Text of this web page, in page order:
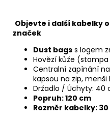
Objevte i další kabelky
značek
Dust bags s logem
Hovězí kůže
Centralní zapínání
kapsou na zip,
Držadlo / Úchyty: 40
Popruh: 120 cm
Rozměr kabelky: 30